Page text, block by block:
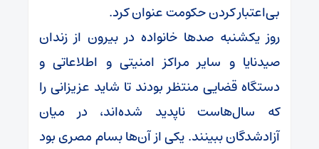
بی‌اعتبار کردن حکومت عنوان کرد.
روز یکشنبه صدها خانواده‌ در بیرون از زندان
صیدنایا و سایر مراکز امنیتی و اطلاعاتی و
دستگاه قضایی منتظر بودند تا شاید عزیزانی را
که سال‌هاست ناپدید شده‌اند، در میان
آزادشدگان ببینند. یکی از آن‌ها بسام مصری بود